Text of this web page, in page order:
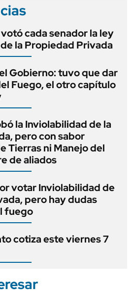
cada senador la ley
la Propiedad Privada
Gobierno: tuvo que dar
Fuego, el otro capítulo
la Inviolabilidad de la
pero con sabor
Tierras ni Manejo del
de aliados
votar Inviolabilidad de
pero hay dudas
fuego
cotiza este viernes 7